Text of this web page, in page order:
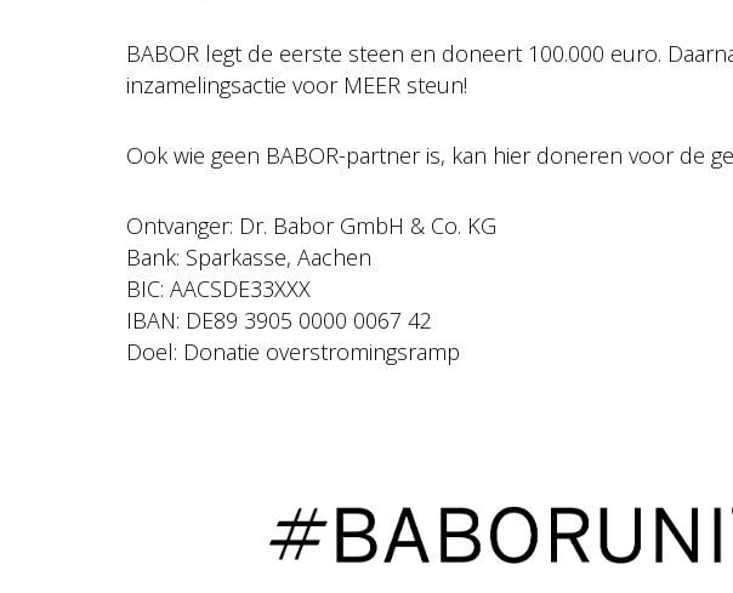
BABOR legt de eerste steen en doneert 100.000 euro.
inzamelingsactie voor MEER steun!
Ook wie geen BABOR-partner is, kan hier doneren voor de
Ontvanger: Dr. Babor GmbH & Co. KG
Bank: Sparkasse, Aachen
BIC: AACSDE33XXX
IBAN: DE89 3905 0000 0067 42
Doel: Donatie overstromingsramp